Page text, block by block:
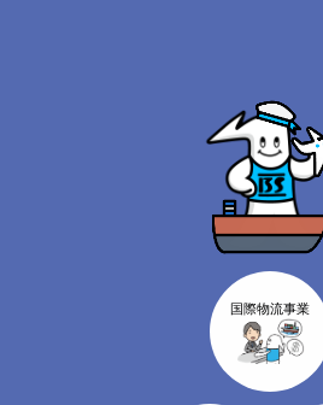
国際物流事業